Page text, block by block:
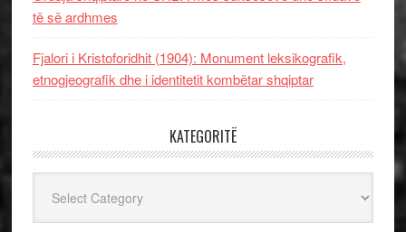
të së ardhmes
Fjalori i Kristoforidhit (1904): Monument leksikografik,
etnogjeografik dhe i identitetit kombëtar shqiptar
KATEGORITË